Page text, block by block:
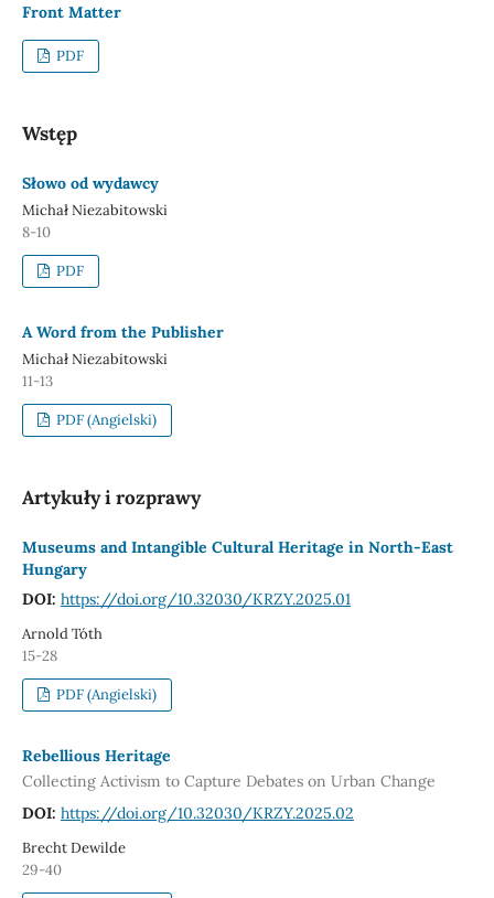
Front Matter
PDF
Wstęp
Słowo od wydawcy
Michał Niezabitowski
8-10
PDF
A Word from the Publisher
Michał Niezabitowski
11-13
PDF (Angielski)
Artykuły i rozprawy
Museums and Intangible Cultural Heritage in North-East
Hungary
DOI: https://doi.org/10.32030/KRZY.2025.01
Arnold Tóth
15-28
PDF (Angielski)
Rebellious Heritage
Collecting Activism to Capture Debates on Urban Change
DOI: https://doi.org/10.32030/KRZY.2025.02
Brecht Dewilde
29-40